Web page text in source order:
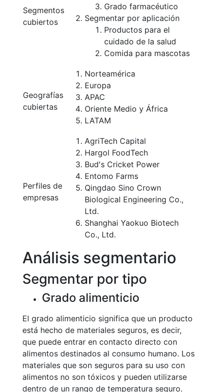
Segmentos
cubiertos
Grado farmacéutico
Segmentar por aplicación
Productos para el
cuidado de la salud
Comida para mascotas
Geografías
cubiertas
Norteamérica
Europa
APAC
Oriente Medio y África
LATAM
Perfiles de
empresas
AgriTech Capital
Hargol FoodTech
Bud's Cricket Power
Entomo Farms
Qingdao Sino Crown
Biological Engineering Co.,
Ltd.
Shanghai Yaokuo Biotech
Co., Ltd.
Análisis segmentario
Segmentar por tipo
Grado alimenticio
El grado alimenticio significa que un producto
está hecho de materiales seguros, es decir,
que puede entrar en contacto directo con
alimentos destinados al consumo humano. Los
materiales que son seguros para su uso con
alimentos no son tóxicos y pueden utilizarse
dentro de un rango de temperatura seguro.